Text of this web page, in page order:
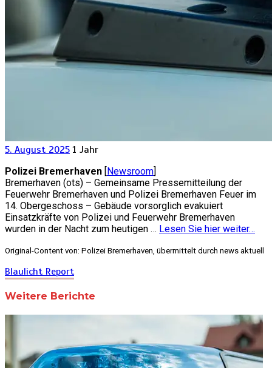
5. August 2025 1 Jahr
Polizei Bremerhaven [Newsroom]
Bremerhaven (ots) – Gemeinsame Pressemitteilung der
Feuerwehr Bremerhaven und Polizei Bremerhaven Feuer im
14. Obergeschoss – Gebäude vorsorglich evakuiert
Einsatzkräfte von Polizei und Feuerwehr Bremerhaven
wurden in der Nacht zum heutigen … Lesen Sie hier weiter…
Original-Content von: Polizei Bremerhaven, übermittelt durch news aktuell
Blaulicht Report
Weitere Berichte